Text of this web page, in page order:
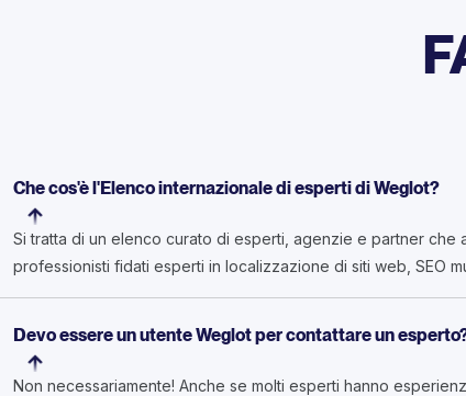
Che cos'è l'Elenco internazionale di esperti di Weglot?
Si tratta di un elenco curato di esperti, agenzie e partner
professionisti fidati esperti in localizzazione di siti web, SEO
Devo essere un utente Weglot per contattare un
Non necessariamente! Anche se molti esperti hanno